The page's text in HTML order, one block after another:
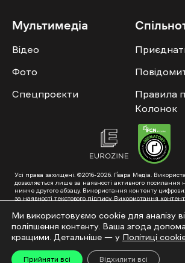
Мультимедіа
Відео
Фото
Спецпроєкти
Правила
Колонок
Усі права захищені. ©2016-2026. Ґвара Медіа.
дозволяється лише за наявності активного посилання
нижче другого абзацу. Використання контенту
за наявності текстового підпису. Використання
схвалення від редакції.
Суб’єкт у сфері онлайн-медіа; ідентифікатор медіа –
адреса: ГО «Ґвара Медіа», 61057, Харків, вул. Гоголя, 14,
№7400
Підкинь нам тему на пошту – hello@gwaramedia.com
Ми використовуємо cookie для аналізу
поліпшення контенту. Ваша згода
кращими. Детальніше — у Політиці
Прийняти всі Відхилити всі